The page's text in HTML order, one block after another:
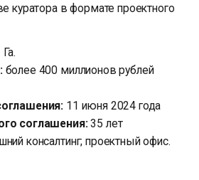
куратора в формате проектного
более 400 миллионов рублей
11 июня 2024 года
соглашения: 35 лет
консалтинг; проектный офис.